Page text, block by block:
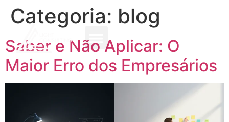
Categoria: blog
Saber e Não Aplicar: O
Maior Erro dos Empresários